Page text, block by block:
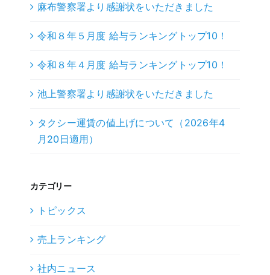
麻布警察署より感謝状をいただきました
令和８年５月度 給与ランキングトップ10！
令和８年４月度 給与ランキングトップ10！
池上警察署より感謝状をいただきました
タクシー運賃の値上げについて（2026年4
月20日適用）
カテゴリー
トピックス
売上ランキング
社内ニュース